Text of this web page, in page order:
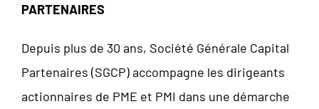
PARTENAIRES
Depuis plus de 30 ans, Société Générale Capital
Partenaires (SGCP) accompagne les dirigeants
actionnaires de PME et PMI dans une démarche